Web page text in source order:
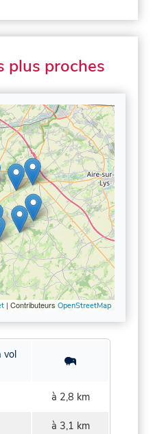
plus proches
| Contributeurs OpenStreetMap
vol
à 2,8 km
à 3,1 km